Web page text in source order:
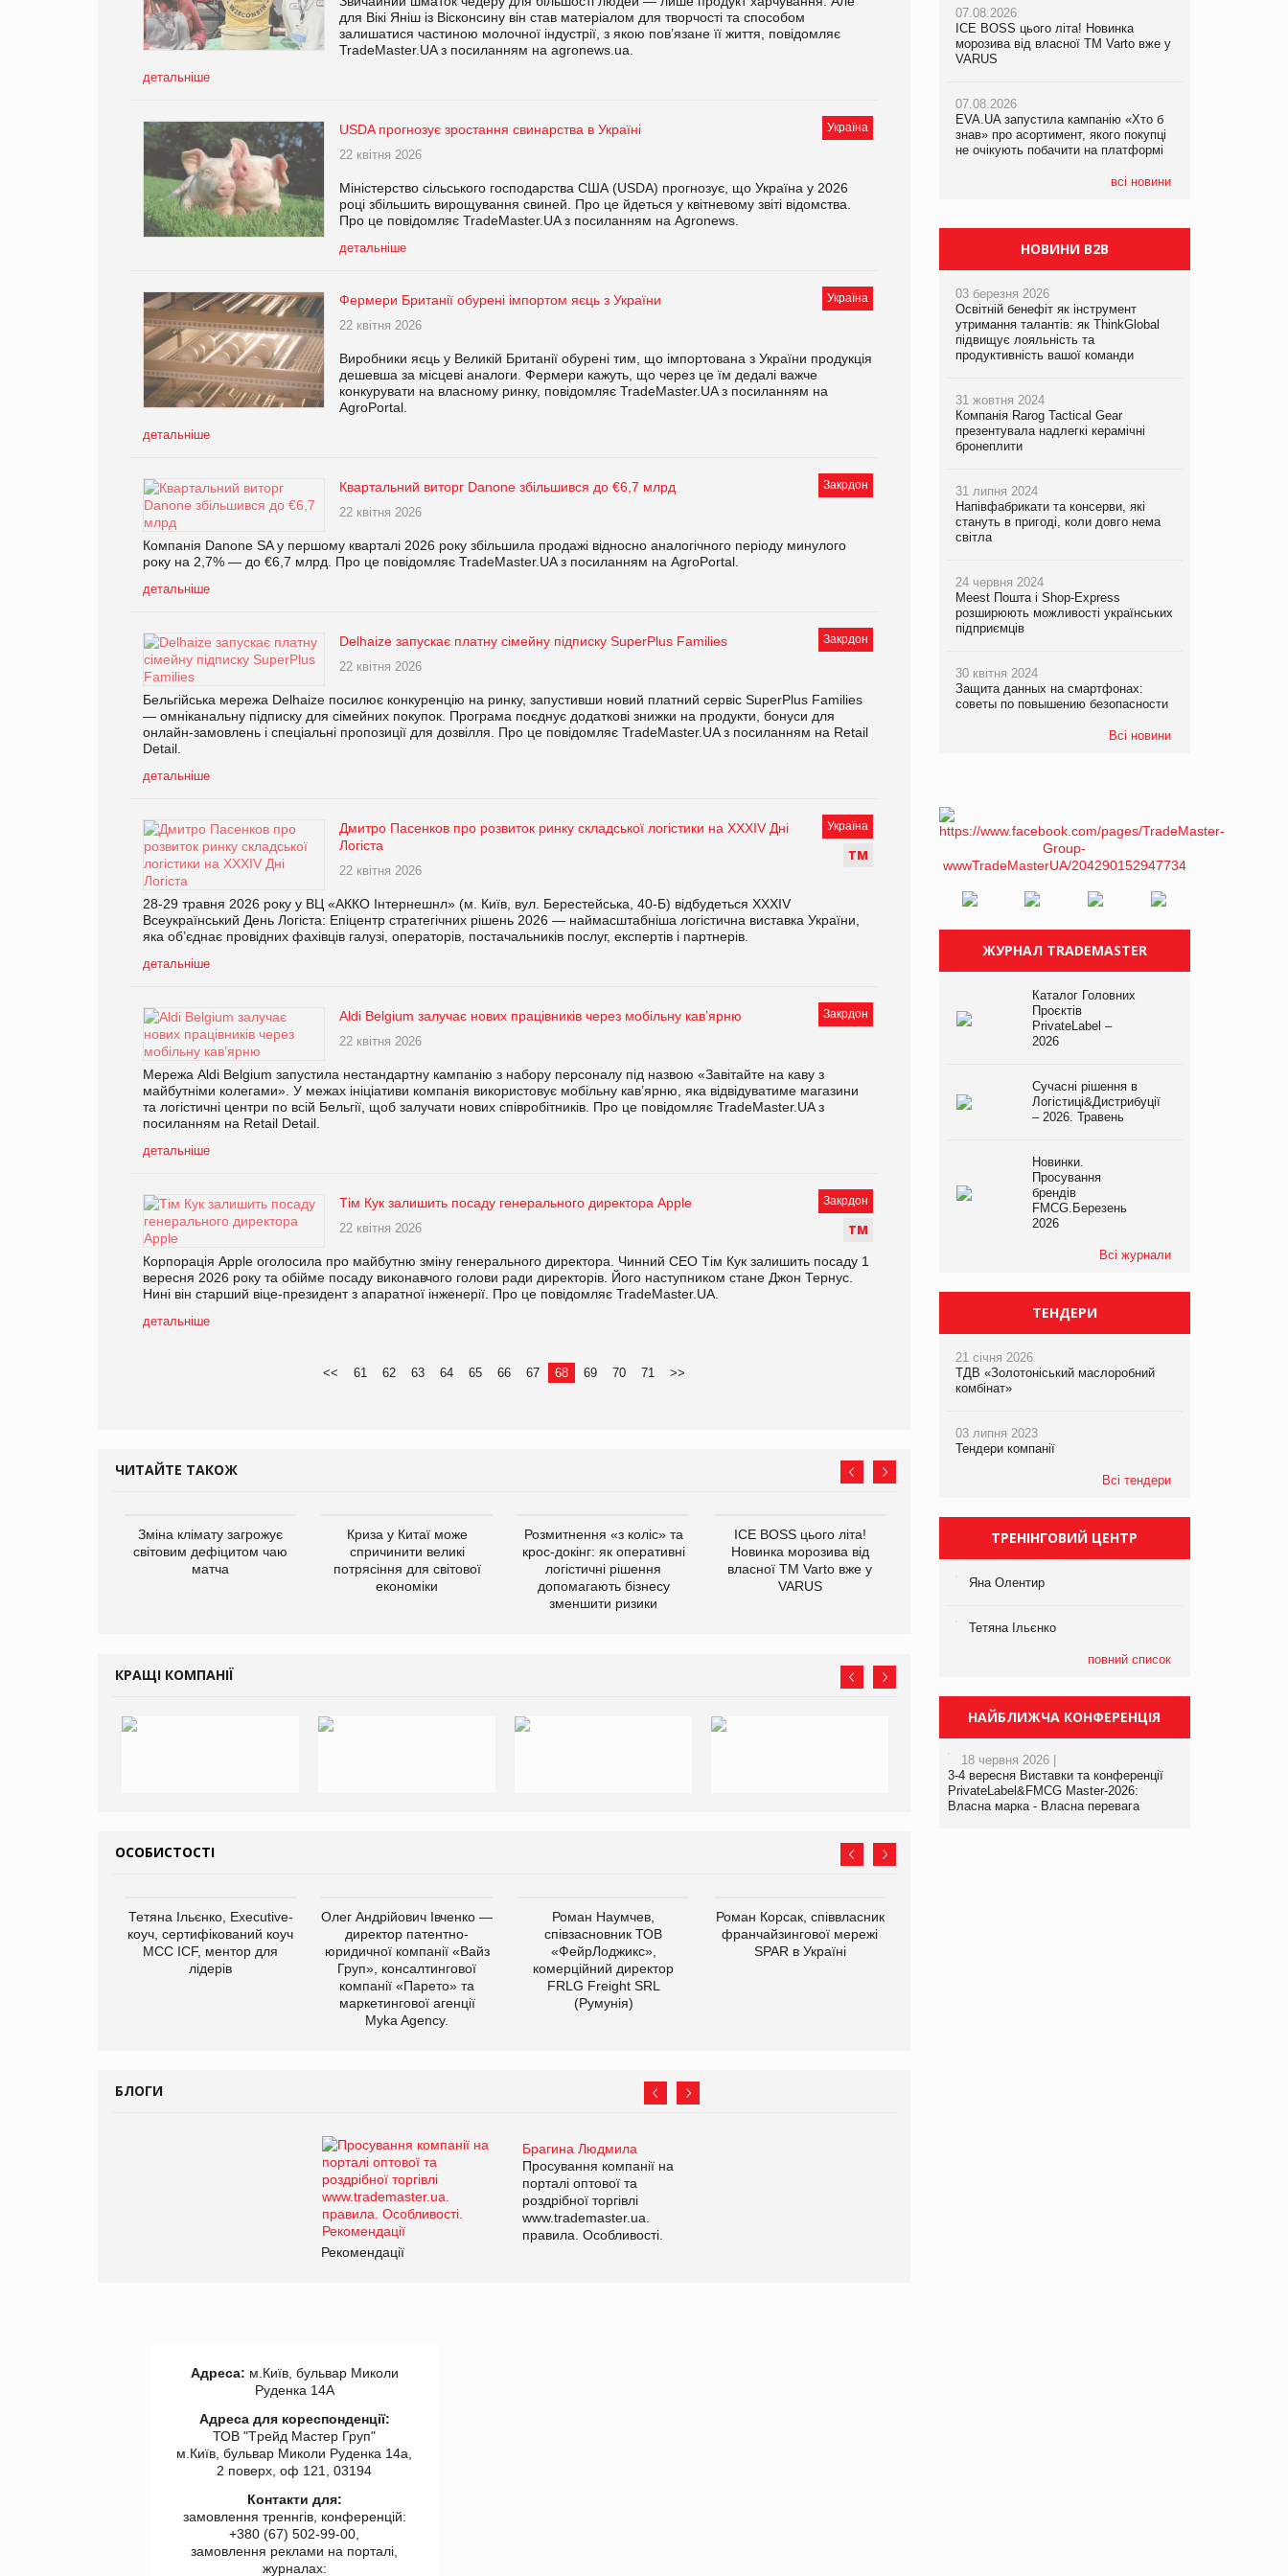
для Вікі Яніш із Вісконсину він став матеріалом для творчості та способом
залишатися частиною молочної індустрії, з якою пов’язане її життя, повідомляє
TradeMaster.UA з посиланням на agronews.ua.
детальніше
Україна
USDA прогнозує зростання свинарства в Україні
22 квітня 2026
Міністерство сільського господарства США (USDA) прогнозує, що Україна у 2026
році збільшить вирощування свиней. Про це йдеться у квітневому звіті відомства.
Про це повідомляє TradeMaster.UA з посиланням на Agronews.
детальніше
Україна
Фермери Британії обурені імпортом яєць з України
22 квітня 2026
Виробники яєць у Великій Британії обурені тим, що імпортована з України продукція
дешевша за місцеві аналоги. Фермери кажуть, що через це їм дедалі важче
конкурувати на власному ринку, повідомляє TradeMaster.UA з посиланням на
AgroPortal.
детальніше
Закрдон
Квартальний виторг Danone збільшився до €6,7 млрд
22 квітня 2026
Компанія Danone SA у першому кварталі 2026 року збільшила продажі відносно аналогічного періоду минулого
року на 2,7% — до €6,7 млрд. Про це повідомляє TradeMaster.UA з посиланням на AgroPortal.
детальніше
Закрдон
Delhaize запускає платну сімейну підписку SuperPlus Families
22 квітня 2026
Бельгійська мережа Delhaize посилює конкуренцію на ринку, запустивши новий платний сервіс SuperPlus Families
— омніканальну підписку для сімейних покупок. Програма поєднує додаткові знижки на продукти, бонуси для
онлайн-замовлень і спеціальні пропозиції для дозвілля. Про це повідомляє TradeMaster.UA з посиланням на Retail
Detail.
детальніше
Україна
ТМ
Дмитро Пасенков про розвиток ринку складської логістики на XXXІV Дні
Логіста
22 квітня 2026
28-29 травня 2026 року у ВЦ «АККО Інтернешнл» (м. Київ, вул. Берестейська, 40-Б) відбудеться XXXІV
Всеукраїнський День Логіста: Епіцентр стратегічних рішень 2026 — наймасштабніша логістична виставка України,
яка об’єднає провідних фахівців галузі, операторів, постачальників послуг, експертів і партнерів.
детальніше
Закрдон
Aldi Belgium залучає нових працівників через мобільну кав’ярню
22 квітня 2026
Мережа Aldi Belgium запустила нестандартну кампанію з набору персоналу під назвою «Завітайте на каву з
майбутніми колегами». У межах ініціативи компанія використовує мобільну кав’ярню, яка відвідуватиме магазини
та логістичні центри по всій Бельгії, щоб залучати нових співробітників. Про це повідомляє TradeMaster.UA з
посиланням на Retail Detail.
детальніше
Закрдон
ТМ
Тім Кук залишить посаду генерального директора Apple
22 квітня 2026
Корпорація Apple оголосила про майбутню зміну генерального директора. Чинний CEO Тім Кук залишить посаду 1
вересня 2026 року та обійме посаду виконавчого голови ради директорів. Його наступником стане Джон Тернус.
Нині він старший віце-президент з апаратної інженерії. Про це повідомляє TradeMaster.UA.
детальніше
<< 61 62 63 64 65 66 67 68 69 70 71 >>
ЧИТАЙТЕ ТАКОЖ
Зміна клімату загрожує
світовим дефіцитом чаю
матча
Криза у Китаї може
спричинити великі
потрясіння для світової
економіки
Розмитнення «з коліс» та
крос-докінг: як оперативні
логістичні рішення
допомагають бізнесу
зменшити ризики
ICE BOSS цього літа!
Новинка морозива від
власної ТМ Varto вже у
VARUS
EVA.UA запустила
не очікують побачити на
Kraft Heinz скоротила
КРАЩІ КОМПАНІЇ
ОСОБИСТОСТІ
Тетяна Ільєнко, Executive-
коуч, сертифікований коуч
МСС ICF, ментор для
лідерів
Олег Андрійович Івченко —
директор патентно-
юридичної компанії «Вайз
Груп», консалтингової
компанії «Парето» та
маркетингової агенції
Myka Agency.
Роман Наумчев,
співзасновник ТОВ
«ФейрЛоджикс»,
комерційний директор
FRLG Freight SRL
(Румунія)
Роман Корсак, співвласник
франчайзингової мережі
SPAR в Україні
БЛОГИ
Брагина Людмила
Просування компанії на
порталі оптової та
роздрібної торгівлі
www.trademaster.ua.
правила. Особливості.
Рекомендації
07.08.2026
ICE BOSS цього літа! Новинка
морозива від власної ТМ Varto вже у
VARUS
07.08.2026
EVA.UA запустила кампанію «Хто б
знав» про асортимент, якого покупці
не очікують побачити на платформі
всі новини
07.08.2026
ICE BOSS цього літа! Новинка
морозива від власної ТМ Varto вже у
VARUS
07.08.2026
EVA.UA запустила кампанію «Хто б
знав» про асортимент, якого покупці
не очікують побачити на платформі
07.08.2026
Франція заборонила рекламні дзвінки
НОВИНИ B2B
03 березня 2026
Освітній бенефіт як інструмент
утримання талантів: як ThinkGlobal
підвищує лояльність та
продуктивність вашої команди
31 жовтня 2024
Компанія Rarog Tactical Gear
презентувала надлегкі керамічні
бронеплити
31 липня 2024
Напівфабрикати та консерви, які
стануть в пригоді, коли довго нема
світла
24 червня 2024
Meest Пошта і Shop-Express
розширюють можливості українських
підприємців
30 квітня 2024
Защита данных на смартфонах:
советы по повышению безопасности
Всі новини
ЖУРНАЛ TRADEMASTER
Каталог Головних
Проєктів
PrivateLabel –
2026
Сучасні рішення в
Логістиці&Дистрибуції
– 2026. Травень
Новинки.
Просування
брендів
FMCG.Березень
2026
Всі журнали
ТЕНДЕРИ
21 січня 2026
ТДВ «Золотоніський маслоробний
комбінат»
03 липня 2023
Тендери компанії
Всі тендери
ТРЕНІНГОВИЙ ЦЕНТР
Яна Олентир
Тетяна Ільєнко
повний список
НАЙБЛИЖЧА КОНФЕРЕНЦІЯ
18 червня 2026 |
3-4 вересня Виставки та конференції
PrivateLabel&FMCG Master-2026:
Власна марка - Власна перевага
Адреса: м.Київ, бульвар Миколи
Руденка 14А
Адреса для кореспонденції:
ТОВ "Tрейд Мастер Груп"
м.Київ, бульвар Миколи Руденка 14а,
2 поверх, оф 121, 03194
Контакти для:
замовлення треннгів, конференцій:
+380 (67) 502-99-00,
замовлення реклами на порталі,
журналах: